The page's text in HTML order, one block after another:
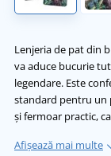
Lenjeria de pat din
va aduce bucurie
legendare. Este
standard pentru un
și fermoar practic,
Afișează mai multe